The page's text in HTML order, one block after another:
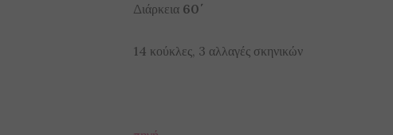
Διάρκεια 60΄
14 κούκλες, 3 αλλαγές σκηνικών